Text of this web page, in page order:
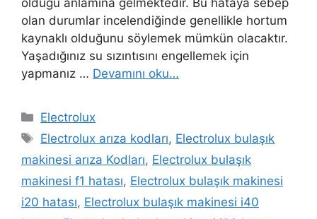
olan durumlar incelendiğinde genellikle hortum
kaynaklı olduğunu söylemek mümkün olacaktır.
Yaşadığınız su sızıntısını engellemek için
yapmanız … Devamını oku…
Kategoriler
Electrolux
Etiketler
Electrolux arıza kodları, Electrolux bulaşık
makinesi arıza Kodları, Electrolux bulaşık
makinesi f1 hatası, Electrolux bulaşık makinesi
i20 hatası, Electrolux bulaşık makinesi i40